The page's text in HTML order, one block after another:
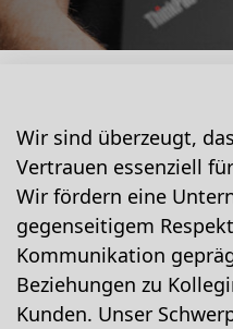
Wir sind überzeugt,
Vertrauen essenziell
Wir fördern eine
gegenseitigem
Kommunikation
Beziehungen zu
Kunden. Unser